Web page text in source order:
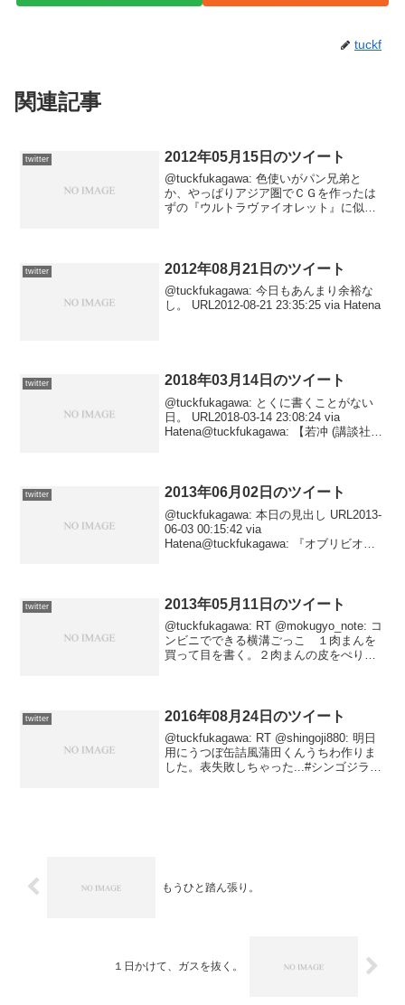
tuckf
関連記事
twitter 2012年05月15日のツイート
@tuckfukagawa: 色使いがパン兄弟と
か、やっぱりアジア圏でＣＧを作ったは
ずの『ウルトラヴァイオレット』に似て
ますが。20...
twitter 2012年08月21日のツイート
@tuckfukagawa: 今日もあんまり余裕な
し。 URL2012-08-21 23:35:25 via Hatena
twitter 2018年03月14日のツイート
@tuckfukagawa: とくに書くことがない
日。 URL2018-03-14 23:08:24 via
Hatena@tuckfukagawa: 【若冲 (講談社学
twitter 2013年06月02日のツイート
@tuckfukagawa: 本日の見出し URL2013-
06-03 00:15:42 via
Hatena@tuckfukagawa: 『オブリビオ
twitter 2013年05月11日のツイート
@tuckfukagawa: RT @mokugyo_note: コ
ンビニでできる横溝ごっこ １肉まんを
買って目を書く。２肉まんの皮をぺりぺ
twitter 2016年08月24日のツイート
@tuckfukagawa: RT @shingoji880: 明日
用にうつぼ缶詰風蒲田くんうちわ作りま
した。表失敗しちゃった...#シンゴジラ #
もうひと踏ん張り。
１日かけて、ガスを抜く。